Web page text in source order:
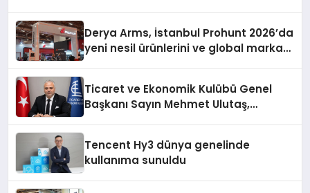
Derya Arms, İstanbul Prohunt 2026’da
yeni nesil ürünlerini ve global marka
Ticaret ve Ekonomik Kulübü Genel
Başkanı Sayın Mehmet Ulutaş,
Tencent Hy3 dünya genelinde
kullanıma sunuldu